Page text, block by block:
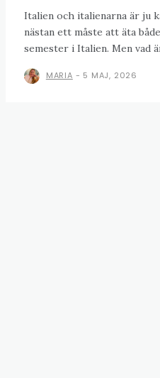
Italien och italienarna är ju
nästan ett måste att äta
semester i Italien. Men vad
MARIA - 5 MAJ, 2026